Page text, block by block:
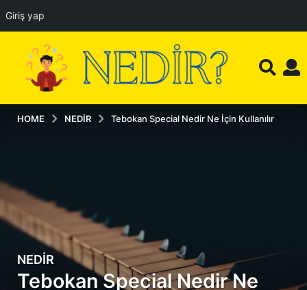
Giriş yap
HOME NEDIR Tebokan Special Nedir Ne İçin Kullanılır
1
0
NEDIR
Tebokan Special Nedir Ne